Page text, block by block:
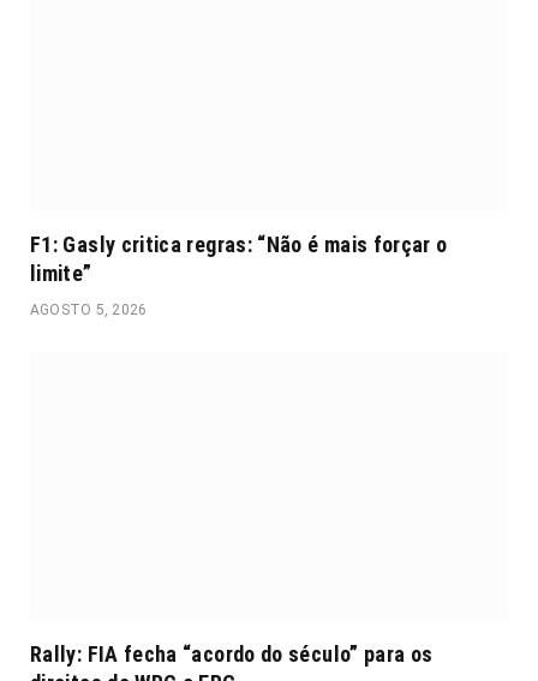
F1: Gasly critica regras: “Não é mais forçar o
limite”
AGOSTO 5, 2026
Rally: FIA fecha “acordo do século” para os